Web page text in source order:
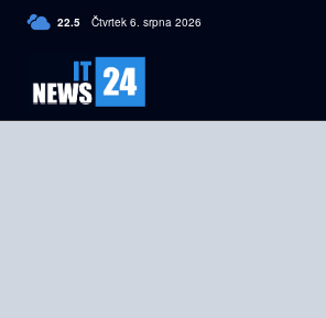
22.5 C Czech
Čtvrtek 6. srpna 2026